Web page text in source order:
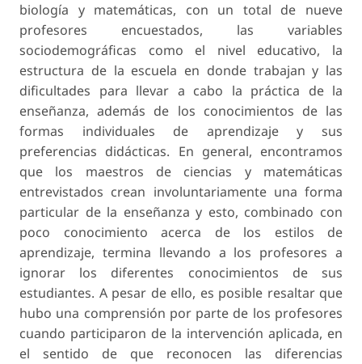
biología y matemáticas, con un total de nueve
profesores encuestados, las variables
sociodemográficas como el nivel educativo, la
estructura de la escuela en donde trabajan y las
dificultades para llevar a cabo la práctica de la
enseñanza, además de los conocimientos de las
formas individuales de aprendizaje y sus
preferencias didácticas. En general, encontramos
que los maestros de ciencias y matemáticas
entrevistados crean involuntariamente una forma
particular de la enseñanza y esto, combinado con
poco conocimiento acerca de los estilos de
aprendizaje, termina llevando a los profesores a
ignorar los diferentes conocimientos de sus
estudiantes. A pesar de ello, es posible resaltar que
hubo una comprensión por parte de los profesores
cuando participaron de la intervención aplicada, en
el sentido de que reconocen las diferencias